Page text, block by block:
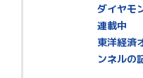
ダイヤモ
連載中
東洋経済
ンネルの